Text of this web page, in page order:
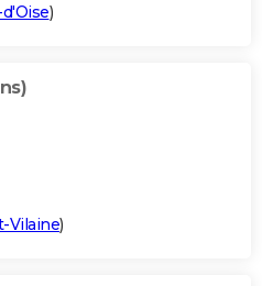
d'Oise)
Vilaine)